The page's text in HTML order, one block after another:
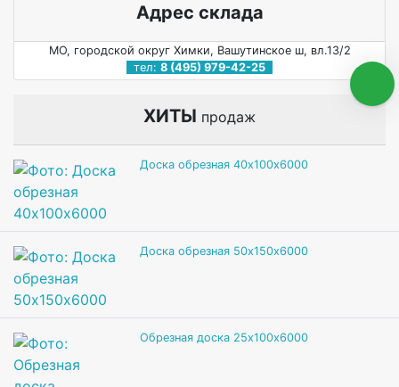
Адрес склада
МО, городской округ Химки, Вашутинское ш, вл.13/2
тел: 8 (495) 979-42-25
ХИТЫ продаж
Доска обрезная 40х100х6000
Доска обрезная 50х150х6000
Обрезная доска 25х100х6000